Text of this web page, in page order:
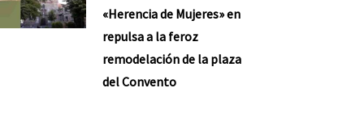
«Herencia de Mujeres» en
repulsa a la feroz
remodelación de la plaza
del Convento